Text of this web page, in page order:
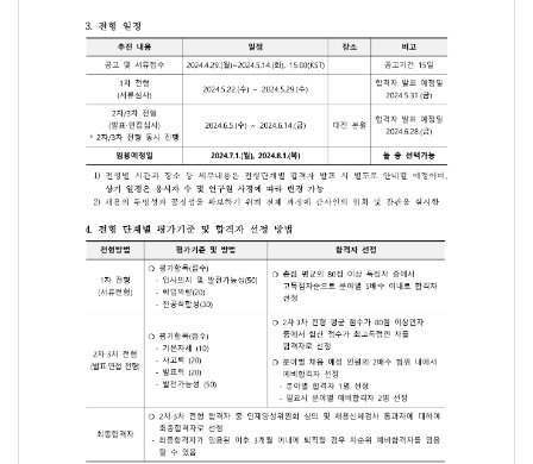
주요 내용
지원자격
국내대학원 석·박사과정에 재학 중인 대학원생 또는 학교의
국가공무원법 제33조 및 연구원 채용 규정 또는 이에 준하는
「부패방지 및 국민권익위원회의 설치와 운영에 관한 법률」
- 「부패방지 및 국민권익위원회의 설치와 운영에 관한 법률
병역의무대상자는 병역 필 또는 면제자로서 해외여행에 결격사
연령 및 성별 제한 없음
임용(예정)일부 근로계약 체결이 가능한 자
임용(예정)일 이내에 입원이 가능한 자
우대조건취업지원대상자, 장애인, 여성과학기술인
취업지원 대상자「국가유공자 등 예우 및 지원에 관한 법률」제31조
「국가유공자 등 예우 및 지원에 관한 법률」제31조
장애인
「장애인고용촉진 및 직업재활법」에서 정한 장애인
여성과학기술인「여성과학기술인 육성 및 지원에 관한 법률 시행령」
※ 만점의 40퍼센트 미만으로 평가점수를 받은 경우에는 가점 및 우대
※ 단 관련 법(국가유공자법 제31조제3항)에 의거, 법정가점을 받아
※ 가점계산 방법 : 법정가점, 선택가점(장애인, 여성과학기술인 중 택